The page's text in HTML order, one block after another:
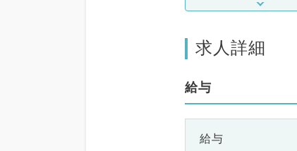
求人詳細
給与
給与